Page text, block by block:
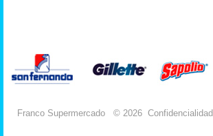
Franco Supermercado © 2026 Confidencialidad